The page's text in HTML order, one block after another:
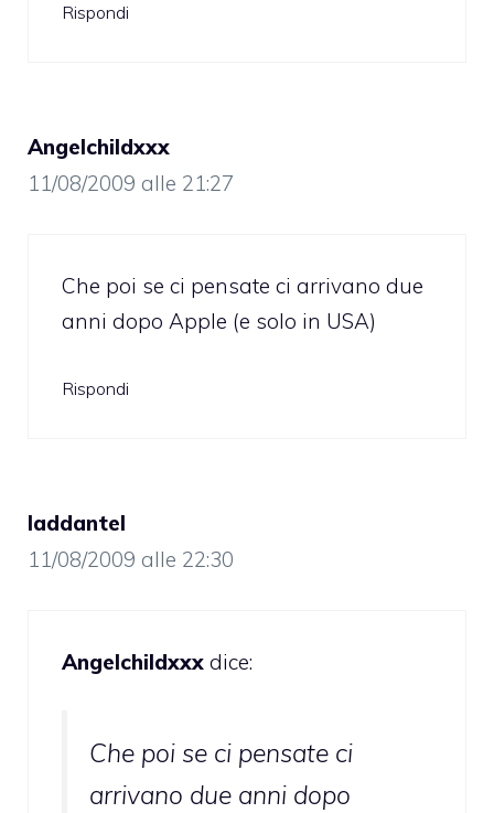
Rispondi
Angelchildxxx
11/08/2009 alle 21:27
Che poi se ci pensate ci arrivano due
anni dopo Apple (e solo in USA)
Rispondi
laddantel
11/08/2009 alle 22:30
Angelchildxxx dice:
Che poi se ci pensate ci
arrivano due anni dopo